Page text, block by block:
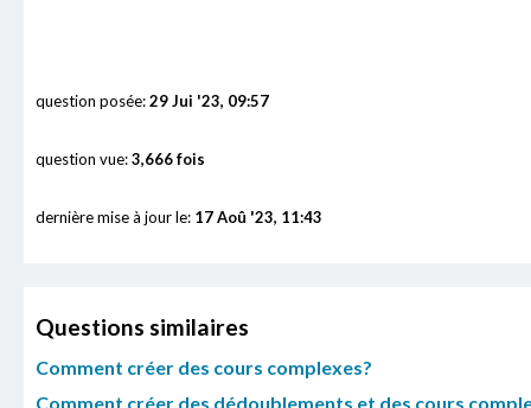
question posée:29 Jui '23, 09:57
question vue:3,666 fois
dernière mise à jour le: 17 Aoû '23, 11:43
Questions similaires
Comment créer des cours complexes?
Comment créer des dédoublements et des cours